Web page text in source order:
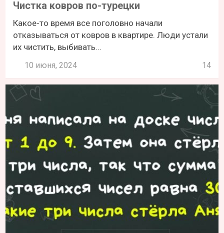
Чистка ковров по-турецки
Какое-то время все поголовно начали
отказываться от ковров в квартире. Люди устали
их чистить, выбивать...
10 июня, 2024 14